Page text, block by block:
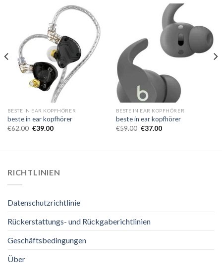
BESTE IN EAR KOPFHÖRER
beste in ear kopfhörer
€62.00 €39.00
BESTE IN EAR KOPFHÖRER
beste in ear kopfhörer
€59.00 €37.00
RICHTLINIEN
Datenschutzrichtlinie
Rückerstattungs- und Rückgaberichtlinien
Geschäftsbedingungen
Über